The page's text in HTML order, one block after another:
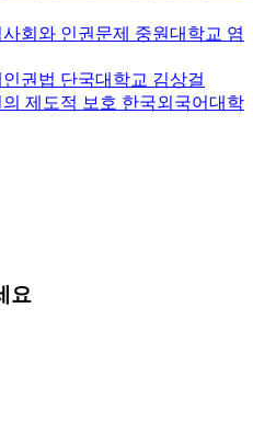
회와 인권문제 중원대학교 염
권법 단국대학교 김상걸
제도적 보호 한국외국어대학
요